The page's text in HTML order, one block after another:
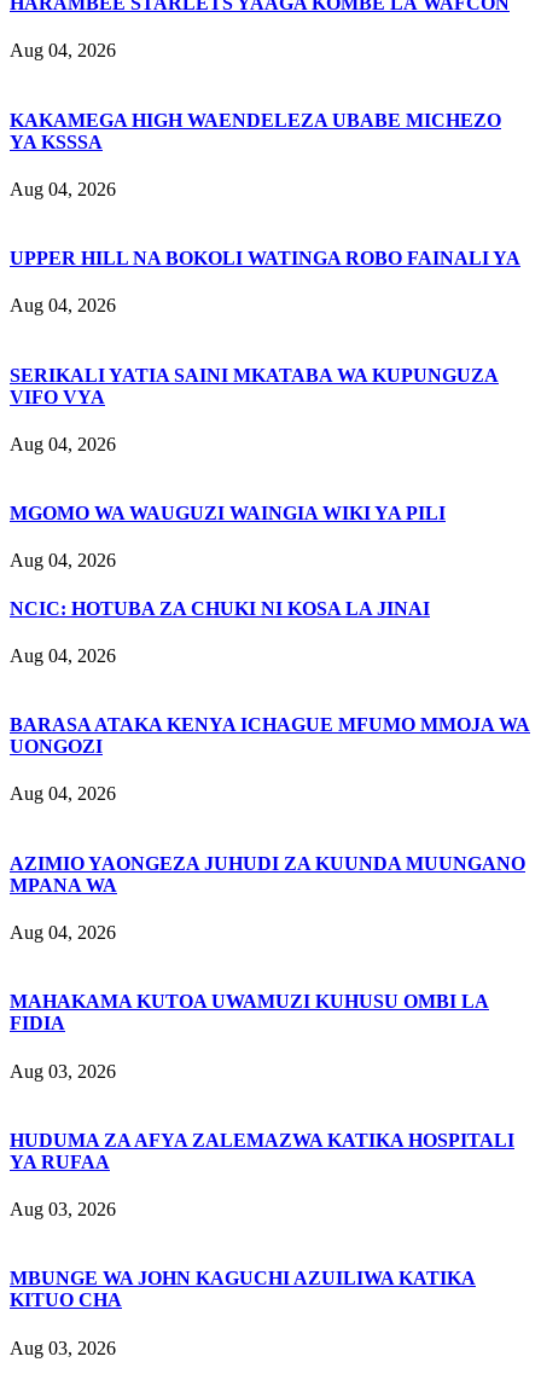
Aug 04, 2026
KAKAMEGA HIGH WAENDELEZA UBABE MICHEZO
YA KSSSA
Aug 04, 2026
UPPER HILL NA BOKOLI WATINGA ROBO FAINALI YA
Aug 04, 2026
SERIKALI YATIA SAINI MKATABA WA KUPUNGUZA
VIFO VYA
Aug 04, 2026
MGOMO WA WAUGUZI WAINGIA WIKI YA PILI
Aug 04, 2026
NCIC: HOTUBA ZA CHUKI NI KOSA LA JINAI
Aug 04, 2026
BARASA ATAKA KENYA ICHAGUE MFUMO MMOJA WA
UONGOZI
Aug 04, 2026
AZIMIO YAONGEZA JUHUDI ZA KUUNDA MUUNGANO
MPANA WA
Aug 04, 2026
MAHAKAMA KUTOA UWAMUZI KUHUSU OMBI LA
FIDIA
Aug 03, 2026
HUDUMA ZA AFYA ZALEMAZWA KATIKA HOSPITALI
YA RUFAA
Aug 03, 2026
MBUNGE WA JOHN KAGUCHI AZUILIWA KATIKA
KITUO CHA
Aug 03, 2026